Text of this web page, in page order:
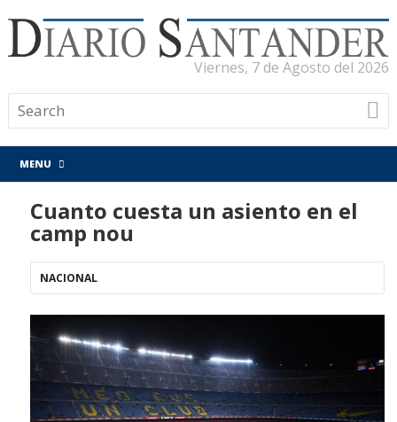
Viernes, 7 de Agosto del 2026
MENU
Cuanto cuesta un asiento en el
camp nou
NACIONAL